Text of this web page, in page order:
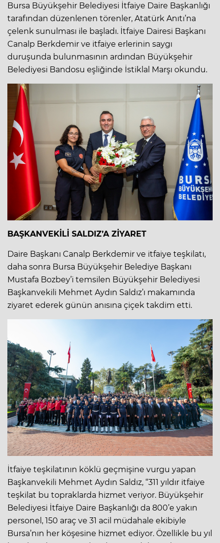
Bursa Büyükşehir Belediyesi İtfaiye Daire Başkanlığı
tarafından düzenlenen törenler, Atatürk Anıtı’na
çelenk sunulması ile başladı. İtfaiye Dairesi Başkanı
Canalp Berkdemir ve itfaiye erlerinin saygı
duruşunda bulunmasının ardından Büyükşehir
Belediyesi Bandosu eşliğinde İstiklal Marşı okundu.
BAŞKANVEKİLİ SALDIZ’A ZİYARET
Daire Başkanı Canalp Berkdemir ve itfaiye teşkilatı,
daha sonra Bursa Büyükşehir Belediye Başkanı
Mustafa Bozbey’i temsilen Büyükşehir Belediyesi
Başkanvekili Mehmet Aydın Saldız’ı makamında
ziyaret ederek günün anısına çiçek takdim etti.
İtfaiye teşkilatının köklü geçmişine vurgu yapan
Başkanvekili Mehmet Aydın Saldız, “311 yıldır itfaiye
teşkilat bu topraklarda hizmet veriyor. Büyükşehir
Belediyesi İtfaiye Daire Başkanlığı da 800’e yakın
personel, 150 araç ve 31 acil müdahale ekibiyle
Bursa’nın her köşesine hizmet ediyor. Özellikle bu yıl